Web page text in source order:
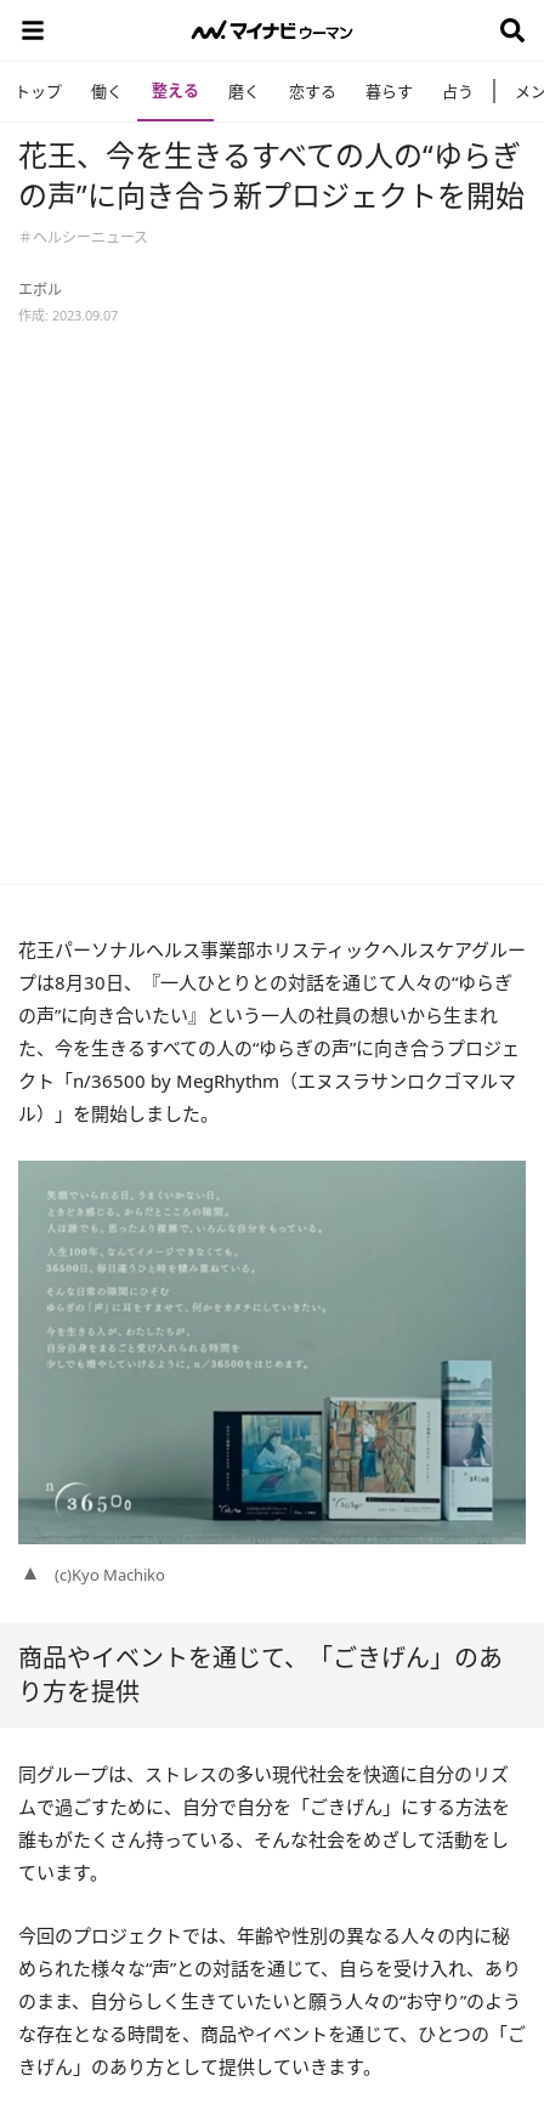
トップ 働く 整える 磨く 恋する 暮らす 占う メ
花王、今を生きるすべての人の“ゆらぎ
の声”に向き合う新プロジェクトを開始
＃ヘルシーニュース
エボル
作成: 2023.09.07
花王パーソナルヘルス事業部ホリスティックヘルスケアグルー
プは8月30日、『一人ひとりとの対話を通じて人々の“ゆらぎ
の声”に向き合いたい』という一人の社員の想いから生まれ
た、今を生きるすべての人の“ゆらぎの声”に向き合うプロジェ
クト「n/36500 by MegRhythm（エヌスラサンロクゴマルマ
ル）」を開始しました。
(c)Kyo Machiko
商品やイベントを通じて、「ごきげん」のあ
り方を提供
同グループは、ストレスの多い現代社会を快適に自分のリズ
ムで過ごすために、自分で自分を「ごきげん」にする方法を
誰もがたくさん持っている、そんな社会をめざして活動をし
ています。
今回のプロジェクトでは、年齢や性別の異なる人々の内に秘
められた様々な“声”との対話を通じて、自らを受け入れ、あり
のまま、自分らしく生きていたいと願う人々の“お守り”のよう
な存在となる時間を、商品やイベントを通じて、ひとつの「ご
きげん」のあり方として提供していきます。